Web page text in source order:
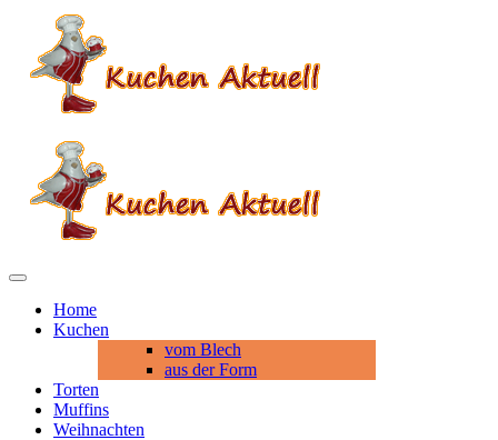
Home
Kuchen
vom Blech
aus der Form
Torten
Muffins
Weihnachten